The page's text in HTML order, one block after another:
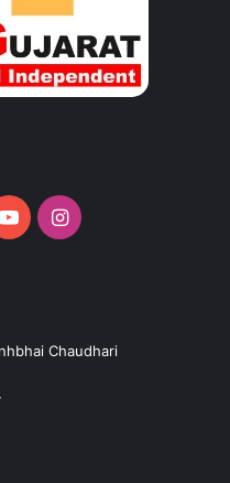
YouTubeInstagram
Chaudhari